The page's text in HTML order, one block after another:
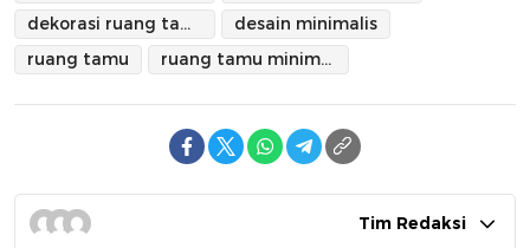
dekorasi ruang tamu minimalis hemat biaya
desain minimalis
ruang tamu
ruang tamu minimalis
Tim Redaksi